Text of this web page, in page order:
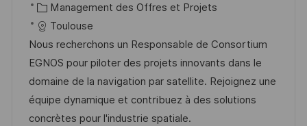
c
a
l
i
s
a
t
t
d
’
a
f
é
f
é
r
e
n
c
C
a
t
é
g
o
r
Management des Offres et Projets
Toulouse
Nous recherchons un Responsable de Consortium
EGNOS pour piloter des projets innovants dans le
domaine de la navigation par satellite. Rejoignez une
équipe dynamique et contribuez à des solutions
concrètes pour l'industrie spatiale.